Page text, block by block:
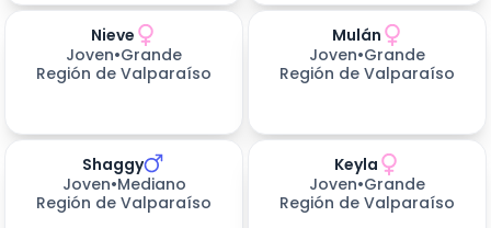
días esperando
Nieve
Joven•Grande
Región de Valparaíso
días esperando
Mulán
Joven•Grande
Región de Valparaíso
días esperando
Shaggy
Joven•Mediano
Región de Valparaíso
días esperando
Keyla
Joven•Grande
Región de Valparaíso